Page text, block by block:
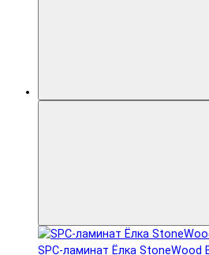
SPC-ламинат Ëлка StoneWood